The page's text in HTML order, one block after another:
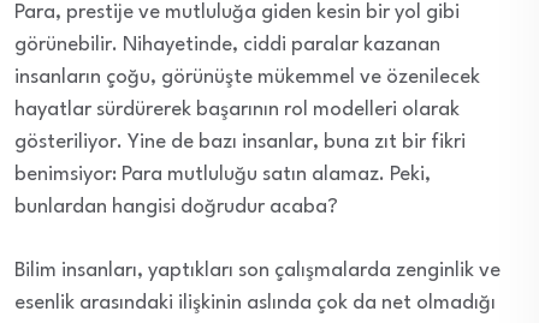
Para, prestije ve mutluluğa giden kesin bir yol gibi
görünebilir. Nihayetinde, ciddi paralar kazanan
insanların çoğu, görünüşte mükemmel ve özenilecek
hayatlar sürdürerek başarının rol modelleri olarak
gösteriliyor. Yine de bazı insanlar, buna zıt bir fikri
benimsiyor: Para mutluluğu satın alamaz. Peki,
bunlardan hangisi doğrudur acaba?
Bilim insanları, yaptıkları son çalışmalarda zenginlik ve
esenlik arasındaki ilişkinin aslında çok da net olmadığı